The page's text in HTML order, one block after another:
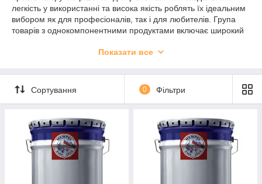
легкість у використанні та висока якість роблять їх ідеальним
вибором як для професіоналів, так і для любителів. Група
товарів з однокомпонентними продуктами включає широкий
закінчуючи фарбами і покриттями. Незалежно від вашого
та ефективне рішення.
Показати все
Сортування 0 Фільтри